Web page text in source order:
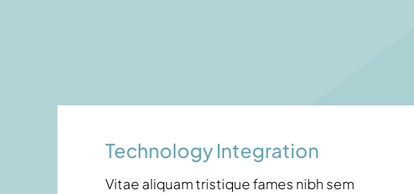
Technology Integration
Vitae aliquam tristique fames nibh sem